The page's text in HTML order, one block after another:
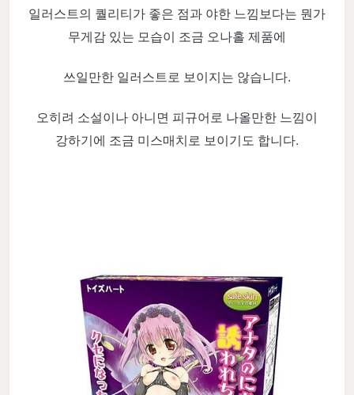
일러스트의 퀄리티가 좋은 점과 야한 느낌보다는 뭔가
무게감 있는 모습이 조금 오나홀 제품에
쓰일만한 일러스트로 보이지는 않습니다.
오히려 소설이나 아니면 피규어로 나올만한 느낌이
강하기에 조금 미스매치로 보이기도 합니다.